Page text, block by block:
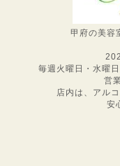
甲府の美容
毎週火曜日・水曜
営
店内は、アル
安